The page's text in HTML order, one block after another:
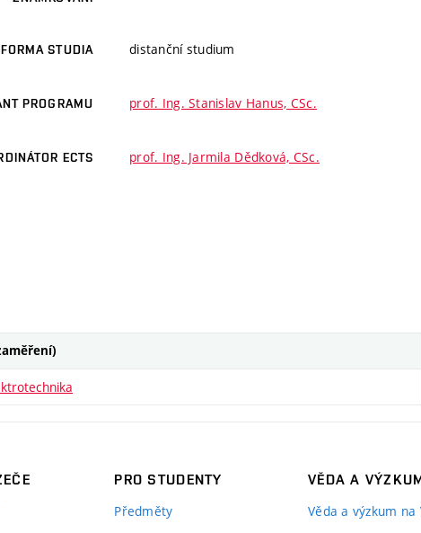
FORMA STUDIA distanční studium
PROGRAMU prof. Ing. Stanislav Hanus, CSc.
ECTS prof. Ing. Jarmila Dědková, CSc.
PRO STUDENTY
Předměty
VĚDA A
Věda a výzkum na